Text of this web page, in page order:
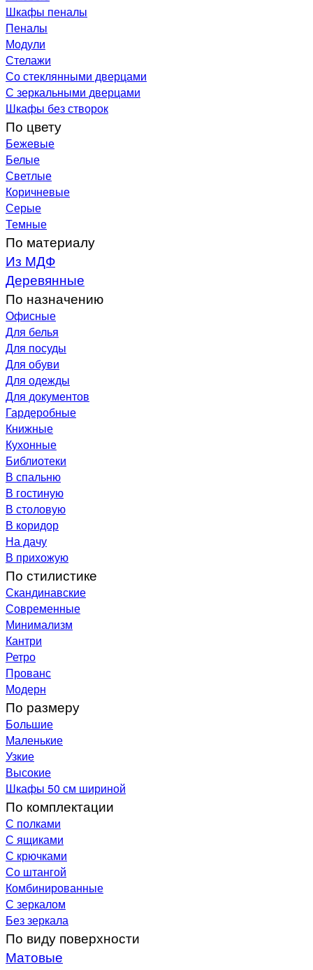
Шкафы пеналы
Пеналы
Модули
Стелажи
Со стеклянными дверцами
С зеркальными дверцами
Шкафы без створок
По цвету
Бежевые
Белые
Светлые
Коричневые
Серые
Темные
По материалу
Из МДФ
Деревянные
По назначению
Офисные
Для белья
Для посуды
Для обуви
Для одежды
Для документов
Гардеробные
Книжные
Кухонные
Библиотеки
В спальню
В гостиную
В столовую
В коридор
На дачу
В прихожую
По стилистике
Скандинавские
Современные
Минимализм
Кантри
Ретро
Прованс
Модерн
По размеру
Большие
Маленькие
Узкие
Высокие
Шкафы 50 см шириной
По комплектации
С полками
С ящиками
С крючками
Со штангой
Комбинированные
С зеркалом
Без зеркала
По виду поверхности
Матовые